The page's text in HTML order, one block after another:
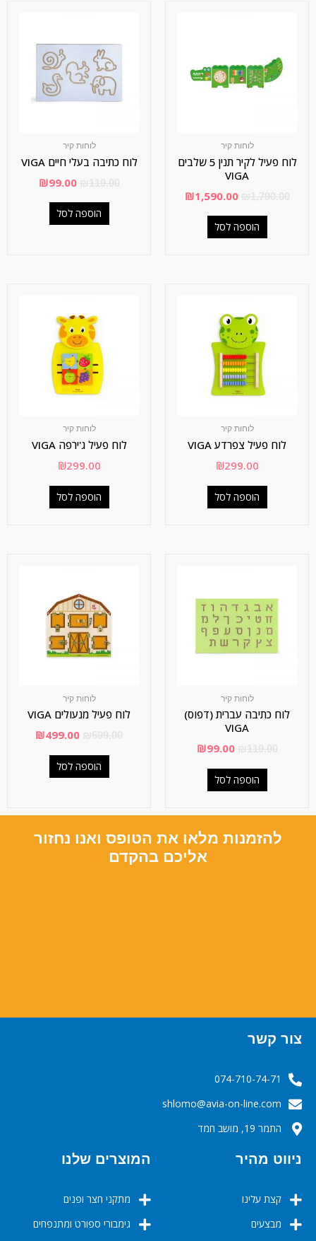
לוחות קיר
לוח פעיל לקיר תנין 5 שלבים
VIGA
₪1,590.00
הוספה לסל
לוחות קיר
לוח פעיל צפרדע VIGA
₪299.00
הוספה לסל
לוחות קיר
לוח פעיל ג'ירפה VIGA
₪299.00
הוספה לסל
לוחות קיר
לוח פעיל מנעולים VIGA
₪499.00
הוספה לסל
לוחות קיר
לוח כתיבה בעלי חיים VIGA
₪99.00
הוספה לסל
לוחות קיר
לוח כתיבה עברית (דפוס)
VIGA
₪99.00
הוספה לסל
להזמנות מלאו את הטופס ואנו נחזור
אליכם בהקדם
צור קשר
074-710-74-71
‬‬‬shlomo@avia-on-line.com‬
התמר 19, מושב חמד
ניווט מהיר
קצת עלינו
מבצעים
המוצרים שלנו
מתקני חצר ופנים
גימבורי ספורט ומתנפחים